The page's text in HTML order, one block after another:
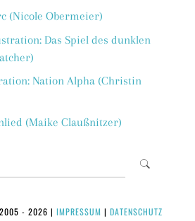
(Nicole Obermeier)
Das Spiel des dunklen
Nation Alpha (Christin
(Maike Claußnitzer)
SEARCH
2005 - 2026 | IMPRESSUM | DATENSCHUTZ